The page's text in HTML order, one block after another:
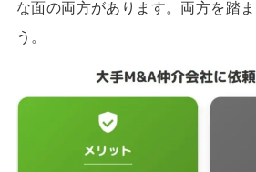
な面の両方があります。両方を踏
う。